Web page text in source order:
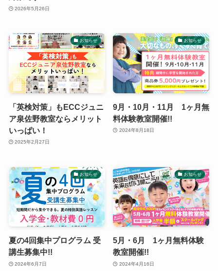
2026年5月26日
お知らせ
「英検対策」もECCジュニ
ア泉佐野教室ならメリット
いっぱい！
2025年2月27日
お知らせ
9月・10月・11月 1ヶ月無
料体験教室開催!!
2024年8月18日
お知らせ
夏の4回集中プログラム 受
講生募集中!!
2024年6月7日
お知らせ
5月・6月 1ヶ月無料体験
教室開催!!
2024年4月16日